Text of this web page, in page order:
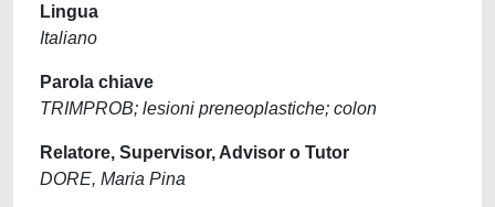
Lingua
Italiano
Parola chiave
TRIMPROB; lesioni preneoplastiche; colon
Relatore, Supervisor, Advisor o Tutor
DORE, Maria Pina